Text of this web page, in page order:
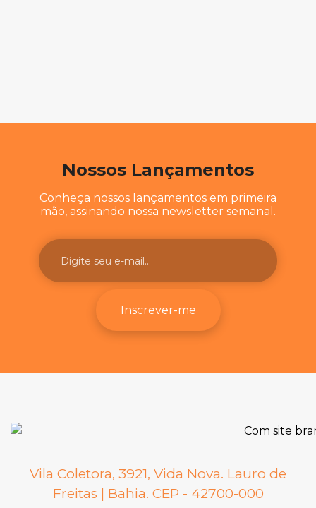
Nossos Lançamentos
Conheça nossos lançamentos em primeira
mão, assinando nossa newsletter semanal.
Inscrever-me
Vila Coletora, 3921, Vida Nova. Lauro de
Freitas | Bahia. CEP - 42700-000